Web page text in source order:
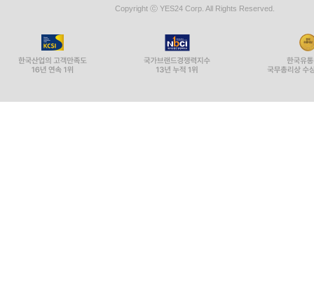
Copyright ⓒ YES24 Corp. All Rights Reserved.